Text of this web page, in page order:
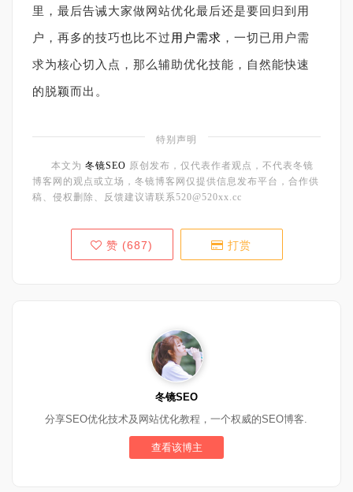
里，最后告诫大家做网站优化最后还是要回归到用
户，再多的技巧也比不过 用户需求 ，一切已用户需
求为核心切入点，那么辅助优化技能，自然能快速
的脱颖而出。
特别声明
本文为 冬镜SEO 原创发布，仅代表作者观点，不代表冬镜
博客网的观点或立场，冬镜博客网仅提供信息发布平台，合作供
稿、侵权删除、反馈建议请联系520@520xx.cc
赞 (687) 打赏
冬镜SEO
分享SEO优化技术及网站优化教程，一个权威的SEO博客.
查看该博主